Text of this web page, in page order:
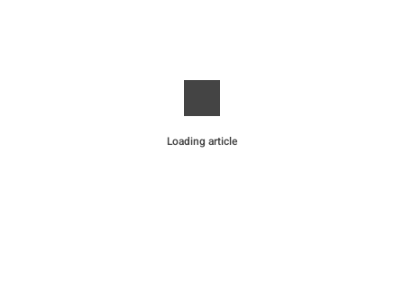
Loading article